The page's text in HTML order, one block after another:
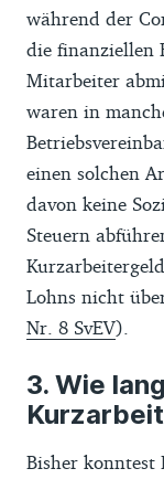
während der
die finanziellen
Mitarbeiter
waren in
einen solchen
davon keine
Steuern
Kurzarbeitergeld
Lohns nicht
Nr. 8 SvEV).
Wie
Bisher konntest